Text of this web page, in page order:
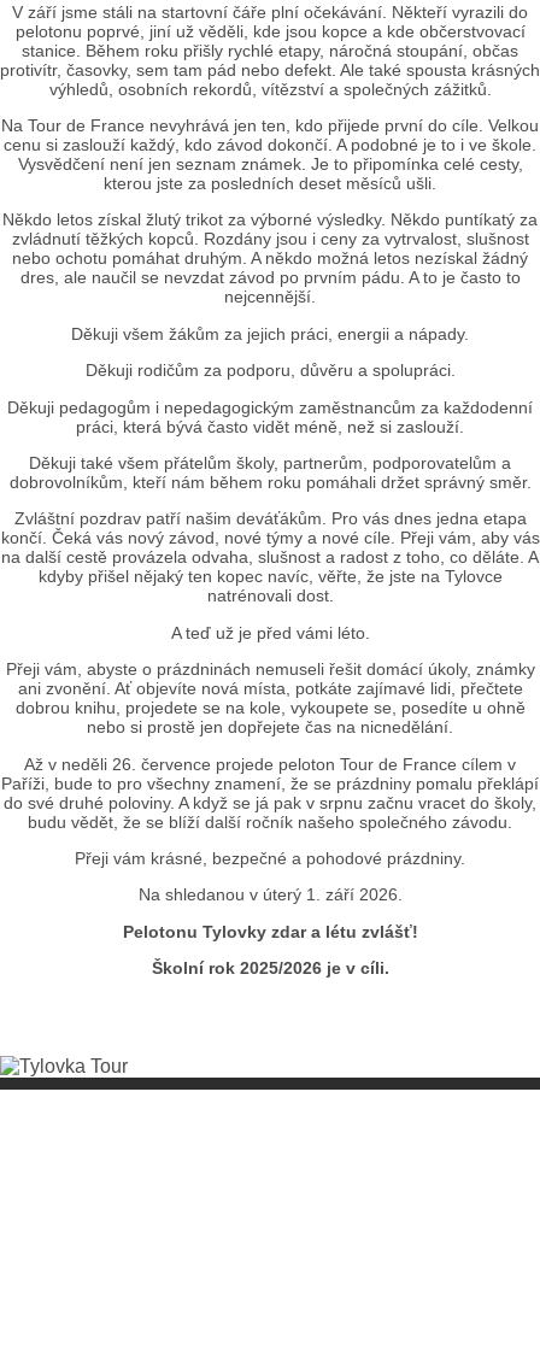
V září jsme stáli na startovní čáře plní očekávání. Někteří vyrazili do
pelotonu poprvé, jiní už věděli, kde jsou kopce a kde občerstvovací
stanice. Během roku přišly rychlé etapy, náročná stoupání, občas
protivítr, časovky, sem tam pád nebo defekt. Ale také spousta krásných
výhledů, osobních rekordů, vítězství a společných zážitků.
Na Tour de France nevyhrává jen ten, kdo přijede první do cíle. Velkou
cenu si zaslouží každý, kdo závod dokončí. A podobné je to i ve škole.
Vysvědčení není jen seznam známek. Je to připomínka celé cesty,
kterou jste za posledních deset měsíců ušli.
Někdo letos získal žlutý trikot za výborné výsledky. Někdo puntíkatý za
zvládnutí těžkých kopců. Rozdány jsou i ceny za vytrvalost, slušnost
nebo ochotu pomáhat druhým. A někdo možná letos nezískal žádný
dres, ale naučil se nevzdat závod po prvním pádu. A to je často to
nejcennější.
Děkuji všem žákům za jejich práci, energii a nápady.
Děkuji rodičům za podporu, důvěru a spolupráci.
Děkuji pedagogům i nepedagogickým zaměstnancům za každodenní
práci, která bývá často vidět méně, než si zaslouží.
Děkuji také všem přátelům školy, partnerům, podporovatelům a
dobrovolníkům, kteří nám během roku pomáhali držet správný směr.
Zvláštní pozdrav patří našim deváťákům. Pro vás dnes jedna etapa
končí. Čeká vás nový závod, nové týmy a nové cíle. Přeji vám, aby vás
na další cestě provázela odvaha, slušnost a radost z toho, co děláte. A
kdyby přišel nějaký ten kopec navíc, věřte, že jste na Tylovce
natrénovali dost.
A teď už je před vámi léto.
Přeji vám, abyste o prázdninách nemuseli řešit domácí úkoly, známky
ani zvonění. Ať objevíte nová místa, potkáte zajímavé lidi, přečtete
dobrou knihu, projedete se na kole, vykoupete se, posedíte u ohně
nebo si prostě jen dopřejete čas na nicnedělání.
Až v neděli 26. července projede peloton Tour de France cílem v
Paříži, bude to pro všechny znamení, že se prázdniny pomalu překlápí
do své druhé poloviny. A když se já pak v srpnu začnu vracet do školy,
budu vědět, že se blíží další ročník našeho společného závodu.
Přeji vám krásné, bezpečné a pohodové prázdniny.
Na shledanou v úterý 1. září 2026.
Pelotonu Tylovky zdar a létu zvlášť!
Školní rok 2025/2026 je v cíli.